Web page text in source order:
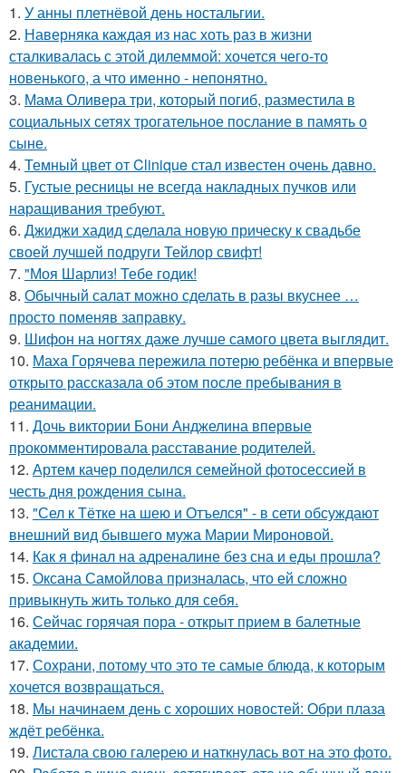
1. У анны плетнёвой день ностальгии.
2. Наверняка каждая из нас хоть раз в жизни
сталкивалась с этой дилеммой: хочется чего-то
новенького, а что именно - непонятно.
3. Мама Оливера три, который погиб, разместила в
социальных сетях трогательное послание в память о
сыне.
4. Темный цвет от Clinique стал известен очень давно.
5. Густые ресницы не всегда накладных пучков или
наращивания требуют.
6. Джиджи хадид сделала новую прическу к свадьбе
своей лучшей подруги Тейлор свифт!
7. "Моя Шарлиз! Тебе годик!
8. Обычный салат можно сделать в разы вкуснее …
просто поменяв заправку.
9. Шифон на ногтях даже лучше самого цвета выглядит.
10. Маха Горячева пережила потерю ребёнка и впервые
открыто рассказала об этом после пребывания в
реанимации.
11. Дочь виктории Бони Анджелина впервые
прокомментировала расставание родителей.
12. Артем качер поделился семейной фотосессией в
честь дня рождения сына.
13. "Сел к Тётке на шею и Отъелся" - в сети обсуждают
внешний вид бывшего мужа Марии Мироновой.
14. Как я финал на адреналине без сна и еды прошла?
15. Оксана Самойлова призналась, что ей сложно
привыкнуть жить только для себя.
16. Сейчас горячая пора - открыт прием в балетные
академии.
17. Сохрани, потому что это те самые блюда, к которым
хочется возвращаться.
18. Мы начинаем день с хороших новостей: Обри плаза
ждёт ребёнка.
19. Листала свою галерею и наткнулась вот на это фото.